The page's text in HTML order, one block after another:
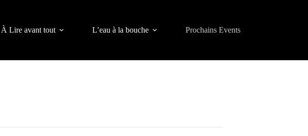
À Lire avant tout L’eau à la bouche Prochains Events